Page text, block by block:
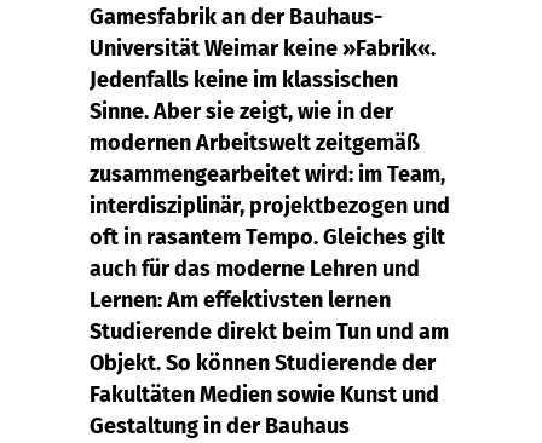
Gamesfabrik an der Bauhaus-
Universität Weimar keine »Fabrik«.
Jedenfalls keine im klassischen
Sinne. Aber sie zeigt, wie in der
modernen Arbeitswelt zeitgemäß
zusammengearbeitet wird: im Team,
interdisziplinär, projektbezogen und
oft in rasantem Tempo. Gleiches gilt
auch für das moderne Lehren und
Lernen: Am effektivsten lernen
Studierende direkt beim Tun und am
Objekt. So können Studierende der
Fakultäten Medien sowie Kunst und
Gestaltung in der Bauhaus